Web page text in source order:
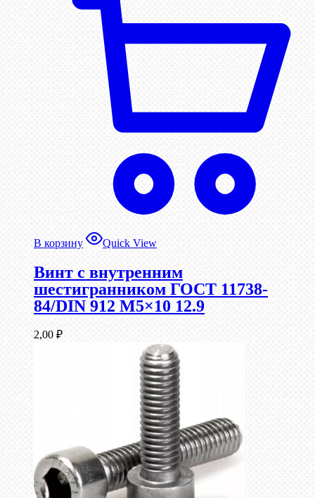
В корзину Quick View
Винт c внутренним
шестигранником ГОСТ 11738-
84/DIN 912 М5×10 12.9
2,00 ₽